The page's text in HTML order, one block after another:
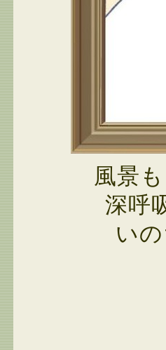
風景
深呼
い